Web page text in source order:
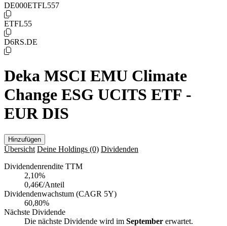
DE000ETFL557
ETFL55
D6RS.DE
Deka MSCI EMU Climate
Change ESG UCITS ETF -
EUR DIS
Hinzufügen
Übersicht Deine Holdings (0) Dividenden
Dividendenrendite TTM
2,10%
0,46€/Anteil
Dividendenwachstum (CAGR 5Y)
60,80%
Nächste Dividende
Die nächste Dividende wird im September erwartet.